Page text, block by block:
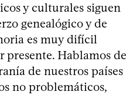
y culturales siguen
genealógico y de
es muy difícil
presente. Hablamos de
de nuestros países
no problemáticos,